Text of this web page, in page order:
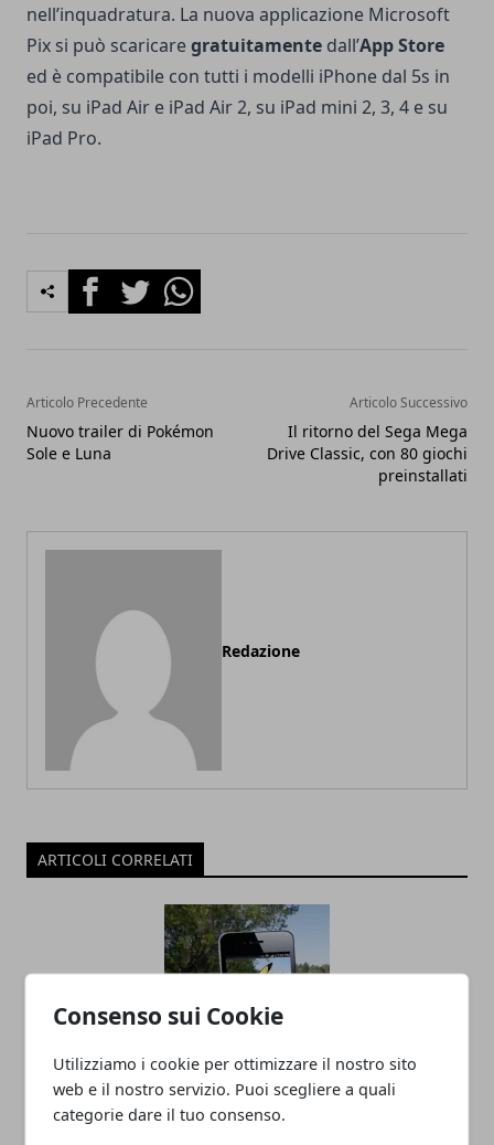
Consenso sui Cookie
Utilizziamo i cookie per ottimizzare il nostro sito
web e il nostro servizio. Puoi scegliere a quali
categorie dare il tuo consenso.
nell’inquadratura. La nuova applicazione Microsoft
Pix si può scaricaregratuitamente dall’App Store
ed è compatibile con tutti i modelli iPhone dal 5s in
poi, su iPad Air e iPad Air 2, su iPad mini 2, 3, 4 e su
iPad Pro.
FacebookTwitterWhatsapp
Articolo Precedente
Nuovo trailer di Pokémon
Sole e Luna
Articolo Successivo
Il ritorno del Sega Mega
Drive Classic, con 80 giochi
preinstallati
Redazione
ARTICOLI CORRELATI
Pokemon Go: in arrivo la funzione
Pokemon Dintorni